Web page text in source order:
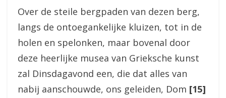
Over de steile bergpaden van dezen berg,
langs de ontoegankelijke kluizen, tot in de
holen en spelonken, maar bovenal door
deze heerlijke musea van Grieksche kunst
zal Dinsdagavond een, die dat alles van
nabij aanschouwde, ons geleiden, Dom [15]